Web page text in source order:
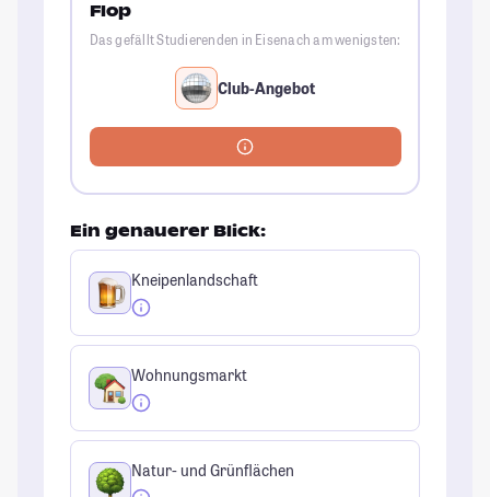
Flop
Das gefällt Studierenden in Eisenach am wenigsten:
Club-Angebot
Ein genauerer Blick:
Kneipenlandschaft
Wohnungsmarkt
Natur- und Grünflächen